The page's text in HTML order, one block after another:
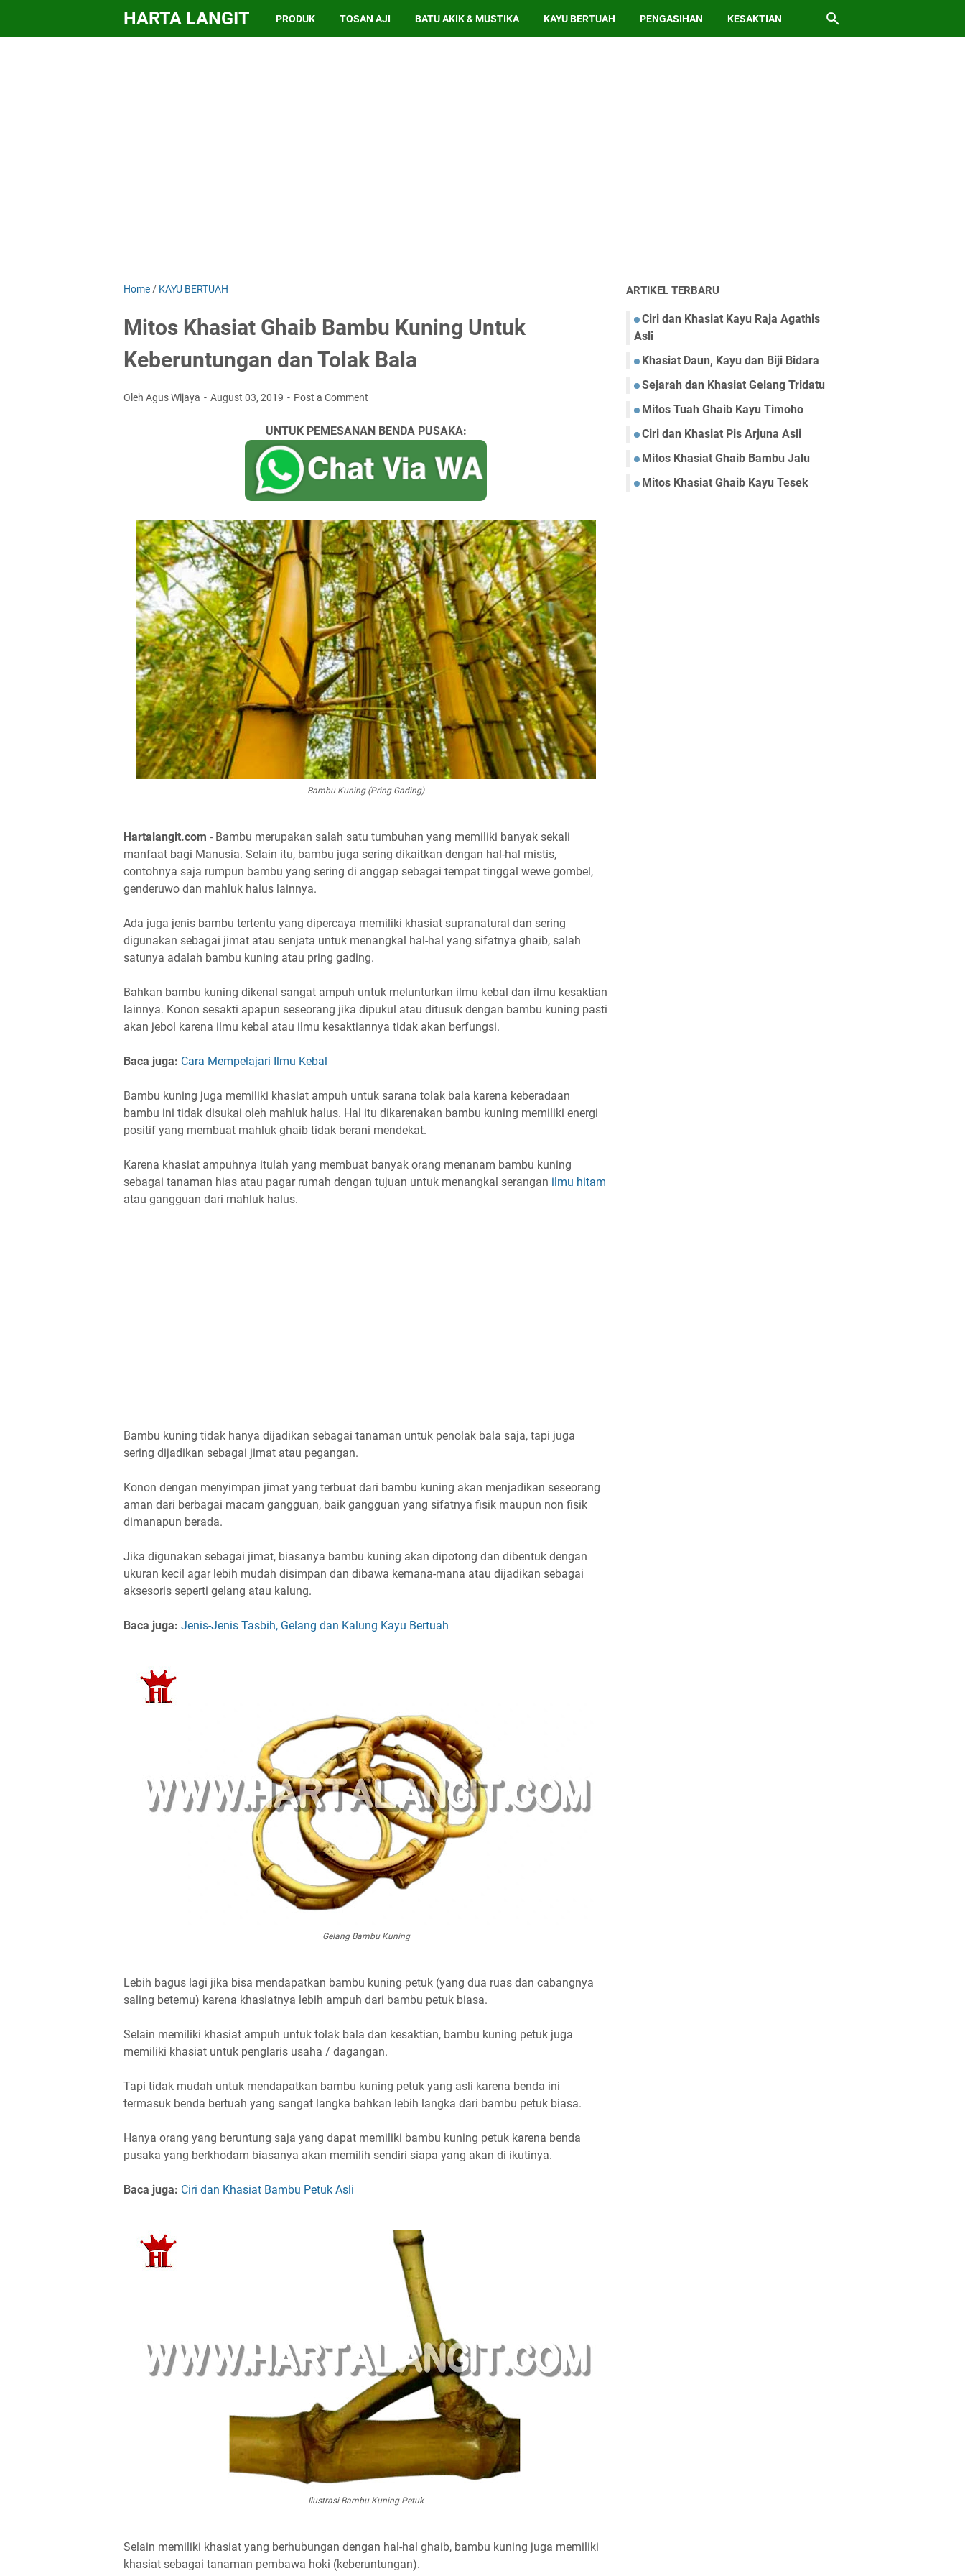
HARTA LANGIT PRODUK TOSAN AJI BATU AKIK & MUSTIKA KAYU BERTUAH PENGASIHAN KESAKTIAN
Home / KAYU BERTUAH
Mitos Khasiat Ghaib Bambu Kuning Untuk
Keberuntungan dan Tolak Bala
Oleh Agus Wijaya August 03, 2019 Post a Comment
UNTUK PEMESANAN BENDA PUSAKA:
Bambu Kuning (Pring Gading)
Hartalangit.com - Bambu merupakan salah satu tumbuhan yang memiliki banyak sekali
manfaat bagi Manusia. Selain itu, bambu juga sering dikaitkan dengan hal-hal mistis,
contohnya saja rumpun bambu yang sering di anggap sebagai tempat tinggal wewe gombel,
genderuwo dan mahluk halus lainnya.
Ada juga jenis bambu tertentu yang dipercaya memiliki khasiat supranatural dan sering
digunakan sebagai jimat atau senjata untuk menangkal hal-hal yang sifatnya ghaib, salah
satunya adalah bambu kuning atau pring gading.
Bahkan bambu kuning dikenal sangat ampuh untuk melunturkan ilmu kebal dan ilmu kesaktian
lainnya. Konon sesakti apapun seseorang jika dipukul atau ditusuk dengan bambu kuning pasti
akan jebol karena ilmu kebal atau ilmu kesaktiannya tidak akan berfungsi.
Baca juga: Cara Mempelajari Ilmu Kebal
Bambu kuning juga memiliki khasiat ampuh untuk sarana tolak bala karena keberadaan
bambu ini tidak disukai oleh mahluk halus. Hal itu dikarenakan bambu kuning memiliki energi
positif yang membuat mahluk ghaib tidak berani mendekat.
Karena khasiat ampuhnya itulah yang membuat banyak orang menanam bambu kuning
sebagai tanaman hias atau pagar rumah dengan tujuan untuk menangkal serangan ilmu hitam
atau gangguan dari mahluk halus.
Bambu kuning tidak hanya dijadikan sebagai tanaman untuk penolak bala saja, tapi juga
sering dijadikan sebagai jimat atau pegangan.
Konon dengan menyimpan jimat yang terbuat dari bambu kuning akan menjadikan seseorang
aman dari berbagai macam gangguan, baik gangguan yang sifatnya fisik maupun non fisik
dimanapun berada.
Jika digunakan sebagai jimat, biasanya bambu kuning akan dipotong dan dibentuk dengan
ukuran kecil agar lebih mudah disimpan dan dibawa kemana-mana atau dijadikan sebagai
aksesoris seperti gelang atau kalung.
Baca juga: Jenis-Jenis Tasbih, Gelang dan Kalung Kayu Bertuah
Gelang Bambu Kuning
Lebih bagus lagi jika bisa mendapatkan bambu kuning petuk (yang dua ruas dan cabangnya
saling betemu) karena khasiatnya lebih ampuh dari bambu petuk biasa.
Selain memiliki khasiat ampuh untuk tolak bala dan kesaktian, bambu kuning petuk juga
memiliki khasiat untuk penglaris usaha / dagangan.
Tapi tidak mudah untuk mendapatkan bambu kuning petuk yang asli karena benda ini
termasuk benda bertuah yang sangat langka bahkan lebih langka dari bambu petuk biasa.
Hanya orang yang beruntung saja yang dapat memiliki bambu kuning petuk karena benda
pusaka yang berkhodam biasanya akan memilih sendiri siapa yang akan di ikutinya.
Baca juga: Ciri dan Khasiat Bambu Petuk Asli
Ilustrasi Bambu Kuning Petuk
Selain memiliki khasiat yang berhubungan dengan hal-hal ghaib, bambu kuning juga memiliki
khasiat sebagai tanaman pembawa hoki (keberuntungan).
ARTIKEL TERBARU
Ciri dan Khasiat Kayu Raja Agathis
Asli
Khasiat Daun, Kayu dan Biji Bidara
Sejarah dan Khasiat Gelang Tridatu
Mitos Tuah Ghaib Kayu Timoho
Ciri dan Khasiat Pis Arjuna Asli
Mitos Khasiat Ghaib Bambu Jalu
Mitos Khasiat Ghaib Kayu Tesek